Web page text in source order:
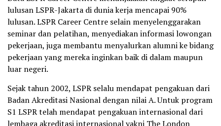
lulusan LSPR-Jakarta di dunia kerja mencapai 90%
lulusan. LSPR Career Centre selain menyelenggarakan
seminar dan pelatihan, menyediakan informasi lowongan
pekerjaan, juga membantu menyalurkan alumni ke bidang
pekerjaan yang mereka inginkan baik di dalam maupun
luar negeri.
Sejak tahun 2002, LSPR selalu mendapat pengakuan dari
Badan Akreditasi Nasional dengan nilai A. Untuk program
S1 LSPR telah mendapat pengakuan internasional dari
lembaga akreditasi internasional yakni The London